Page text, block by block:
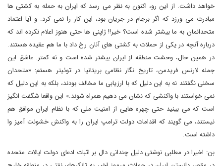
خواهد داشت. از این رو، اکنون به نظر می رسد که ایران به حمله به کشتی ها
مبادرت می ورزد که اگر برجام در جریان بود، این کار را نمی کرد. و آیا اعتماد
متحدانمان به ما بیشتر شده است؟ خیر!! ژاپنی ها حتی هنوز اعلام نکرده اند که
درباره آنچه در یکی از حملات به کشتی های آنان رخ داد با ما هم عقیده هستند.
در همین حال، وحشت منطقه از ایران بیشتر شده است و نه کمتر. عاشق این
جمله لارنس فریدمن، تاریخ نگار نظامی بریتانیا در توئیتر هستم: «متحدان
سخنی نگفتند نه به این دلیل که با ارزیابی ما مخالف بودند، بلکه به این دلیل که
نمی خواستند با واکنشی که نشان می دهیم همراه شوند.» این واقعا شگفت انگیز
است که می بینید حتی چهره هایی از امنیت ملی که با نظام ایران موافق هم
نیستند، می گویند که اقدامات دولت ترامپ ایران را به واکنش خشونت آمیز وا
داشته است.
بن: اخیرا در مطلبی نوشتی دلیل چندانی دال بر اثبات ادعای دولت ایالات متحده